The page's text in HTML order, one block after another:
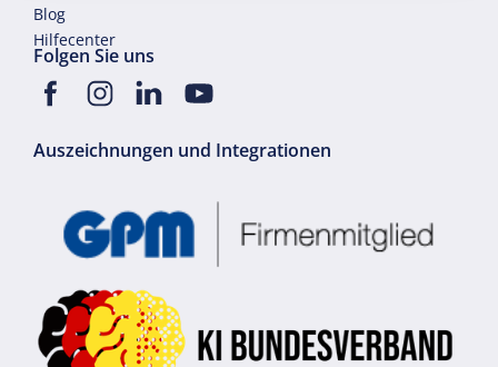
Blog
Hilfecenter
Folgen Sie uns
Auszeichnungen und Integrationen